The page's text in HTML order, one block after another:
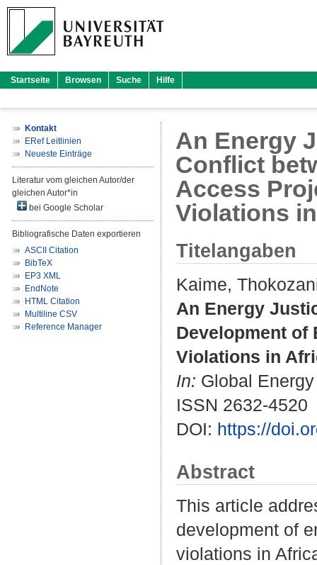
Startseite Browsen Suche Hilfe
Kontakt
ERef Leitlinien
Neueste Einträge
Literatur vom gleichen Autor/der
gleichen Autor*in
bei Google Scholar
Bibliografische Daten exportieren
ASCII Citation
BibTeX
EP3 XML
EndNote
HTML Citation
Multiline CSV
Reference Manager
An Energy
Conflict
Access
Violations
Titelangaben
Kaime,
An Energy
Development of
Violations in
In: Global
ISSN 2632-4520
DOI: https://
Abstract
This article
development of
violations in